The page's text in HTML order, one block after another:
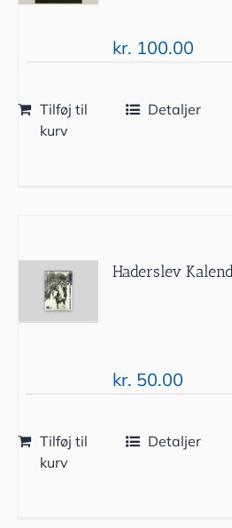
kr. 100.00
Tilføj til
kurv
Detaljer
Haderslev
kr. 50.00
Tilføj til
kurv
Detaljer